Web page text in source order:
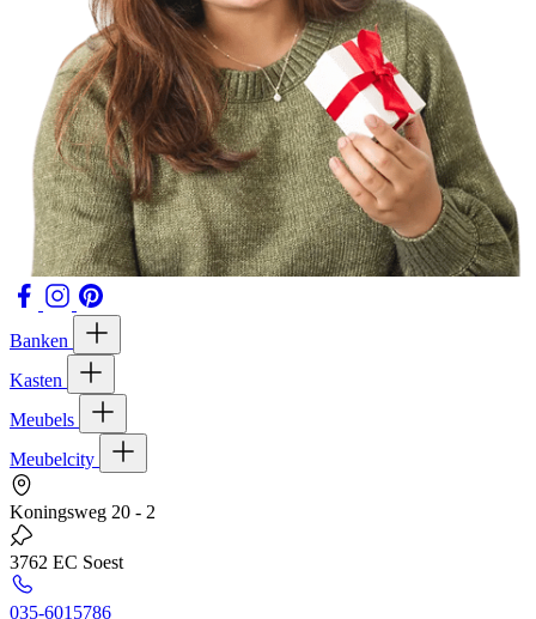
Banken
Kasten
Meubels
Meubelcity
Koningsweg 20 - 2
3762 EC Soest
035-6015786